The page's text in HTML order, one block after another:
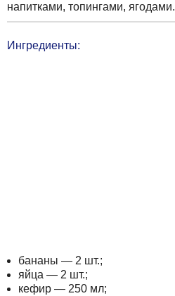
напитками, топингами, ягодами.
Ингредиенты:
бананы — 2 шт.;
яйца — 2 шт.;
кефир — 250 мл;